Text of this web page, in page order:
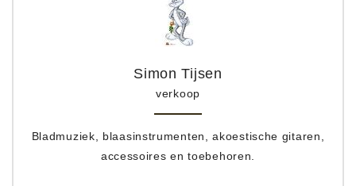
Simon Tijsen
verkoop
Bladmuziek, blaasinstrumenten, akoestische gitaren,
accessoires en toebehoren.